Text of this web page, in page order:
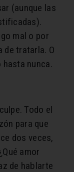
(aunque las
mal o por
de tratarla. O
nunca.
Todo el
para que
dos veces,
amor
de hablarte